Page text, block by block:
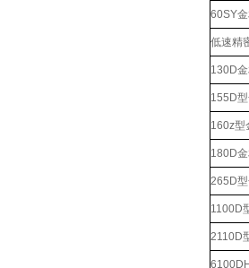
60SY
低速精
130D
155D
160z型
180D
265D
1100D
2110D